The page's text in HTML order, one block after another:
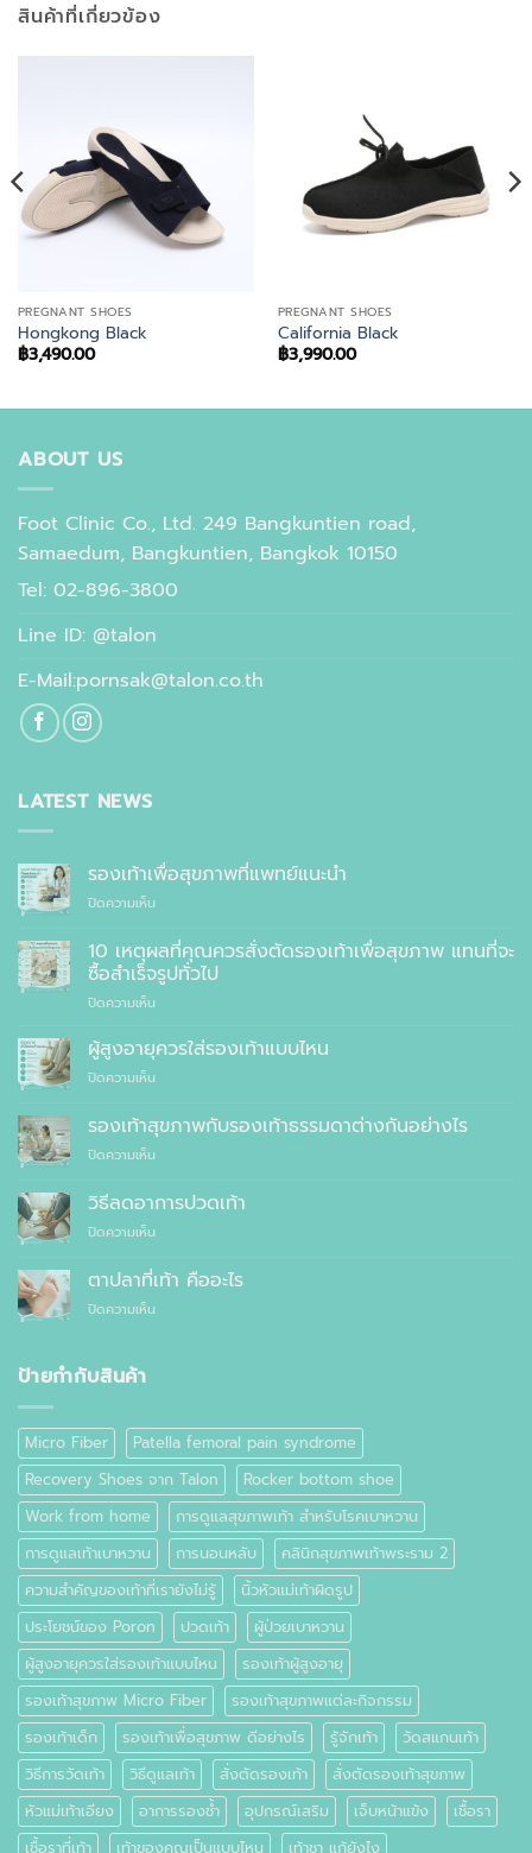
สินค้าที่เกี่ยวข้อง
PREGNANT SHOES
Hongkong Black
฿3,490.00
PREGNANT SHOES
California Black
฿3,990.00
ABOUT US
Foot Clinic Co., Ltd. 249 Bangkuntien road,
Samaedum, Bangkuntien, Bangkok 10150
Tel: 02-896-3800
Line ID: @talon
E-Mail:pornsak@talon.co.th
LATEST NEWS
รองเท้าเพื่อสุขภาพที่แพทย์แนะนำ
ปิดความเห็นบน
เพื่อ
สุขภาพ
ที่
แพทย์
10 เหตุผลที่คุณควรสั่งตัดรองเท้าเพื่อสุขภาพ แทนที่จะ
ซื้อสำเร็จรูปทั่วไป
ปิดความเห็นบน
เหตุผล
คุณ
สั่ง
ตัด
รองเท้า
สุขภาพ
สำเร็จรูป
ทั่วไป
ผู้สูงอายุควรใส่รองเท้าแบบไหน
ปิดความเห็นบน
สูง
อายุ
ควร
รองเท้า
ไหน
รองเท้าสุขภาพกับรองเท้าธรรมดาต่างกันอย่างไร
ปิดความเห็นบน
สุขภาพ
กับ
รองเท้า
ต่าง
อย่างไร
วิธีลดอาการปวดเท้า
ปิดความเห็นบน
ลด
อาการ
ปวด
ตาปลาที่เท้า คืออะไร
ปิดความเห็นบน
ป้ายกำกับสินค้า
Micro Fiber
Patella femoral pain syndrome
Recovery Shoes จาก Talon
Rocker bottom shoe
Work from home
การดูแลสุขภาพเท้า สำหรับโรคเบาหวาน
การดูแลเท้าเบาหวาน
การนอนหลับ
คลินิกสุขภาพเท้าพระราม 2
ความสำคัญของเท้าที่เรายังไม่รู้
นิ้วหัวแม่เท้าผิดรูป
ประโยชน์ของ Poron
ปวดเท้า
ผู้ป่วยเบาหวาน
ผู้สูงอายุควรใส่รองเท้าแบบไหน
รองเท้าผู้สูงอายุ
รองเท้าสุขภาพ Micro Fiber
รองเท้าสุขภาพแต่ละกิจกรรม
รองเท้าเด็ก
รองเท้าเพื่อสุขภาพ ดีอย่างไร รู้จักเท้า
วัดสแกนเท้า
วิธีการวัดเท้า
วิธีดูแลเท้า สั่งตัดรองเท้า
สั่งตัดรองเท้าสุขภาพ
หัวแม่เท้าเอียง
อาการรองช้ำ อุปกรณ์เสริม เจ็บหน้าแข้ง
เชื้อรา
เชื้อราที่เท้า
เท้าของคุณเป็นแบบไหน เท้าชา แก้ยังไง